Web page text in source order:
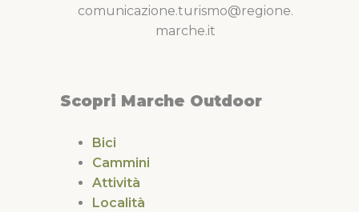
comunicazione.turismo@regione.
marche.it
Scopri Marche Outdoor
Bici
Cammini
Attività
Località